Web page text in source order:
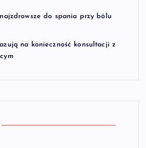
do spania przy bólu
na konieczność konsultacji z